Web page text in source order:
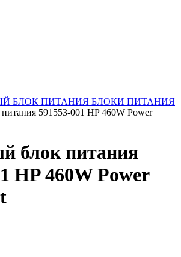
БЛОК ПИТАНИЯ БЛОКИ ПИТАНИЯ
591553-001 HP 460W Power
блок питания
HP 460W Power